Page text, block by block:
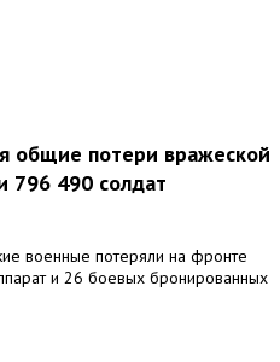
общие потери вражеской
796 490 солдат
военные потеряли на фронте
и 26 боевых бронированных